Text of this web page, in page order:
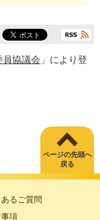
員協議会 」により登
ページの先頭へ
戻る
るご質問
項